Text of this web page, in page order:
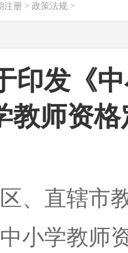
注册 > 政策法规 >
印发《
教师资
、直辖市
学教师资